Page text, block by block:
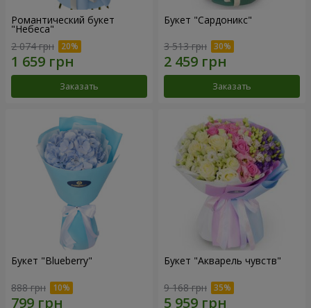
Романтический букет
"Небеса"
2 074 грн
Заказать
Букет "Сардоникс"
3 513 грн
Заказать
Букет "Blueberry"
888 грн
Букет "Акварель чувств"
9 168 грн